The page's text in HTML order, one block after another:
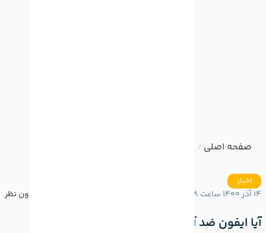
صفحه اصلی /
اخبار
14 آذر 1400 ساعت 16:38 بدون نظر
آیا ایفون ضد آب است؟